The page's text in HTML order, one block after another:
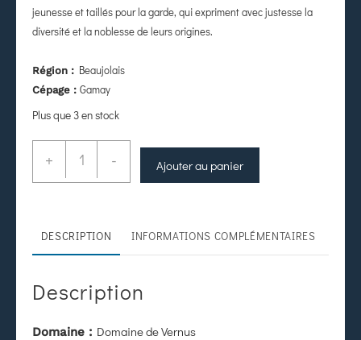
jeunesse et taillés pour la garde, qui expriment avec justesse la
diversité et la noblesse de leurs origines.
Région : Beaujolais
Cépage : Gamay
Plus que 3 en stock
+ - Ajouter au panier
DESCRIPTION INFORMATIONS COMPLÉMENTAIRES
Description
Domaine : Domaine de Vernus